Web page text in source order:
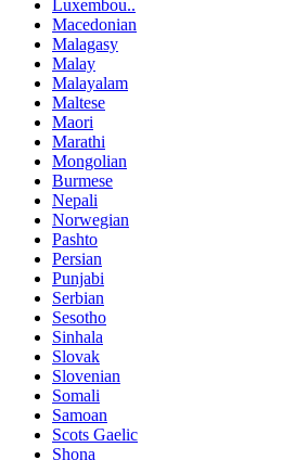
Luxembou..
Macedonian
Malagasy
Malay
Malayalam
Maltese
Maori
Marathi
Mongolian
Burmese
Nepali
Norwegian
Pashto
Persian
Punjabi
Serbian
Sesotho
Sinhala
Slovak
Slovenian
Somali
Samoan
Scots Gaelic
Shona